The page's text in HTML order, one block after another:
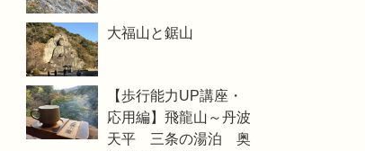
大福山と鋸山
【歩行能力UP講座・
応用編】飛龍山～丹波
天平 三条の湯泊 奥